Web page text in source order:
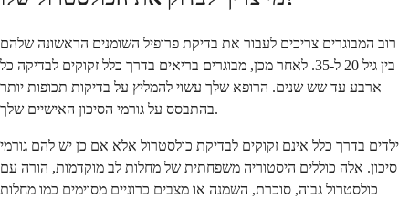
רוב המבוגרים צריכים לעבור את בדיקת פרופיל השומנים הראשונה שלהם
בין גיל 20 ל-35. לאחר מכן, מבוגרים בריאים בדרך כלל זקוקים לבדיקה כל
ארבע עד שש שנים. הרופא שלך עשוי להמליץ על בדיקות תכופות יותר
בהתבסס על גורמי הסיכון האישיים שלך.
ילדים בדרך כלל אינם זקוקים לבדיקת כולסטרול אלא אם כן יש להם גורמי
סיכון. אלה כוללים היסטוריה משפחתית של מחלות לב מוקדמות, הורה עם
כולסטרול גבוה, סוכרת, השמנה או מצבים כרוניים מסוימים כמו מחלות